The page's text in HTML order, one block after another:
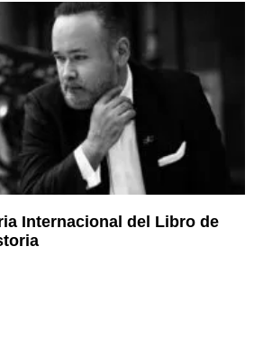
Internacional del Libro de